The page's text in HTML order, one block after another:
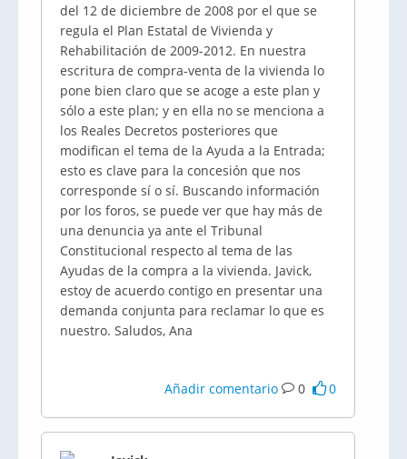
del 12 de diciembre de 2008 por el que se
regula el Plan Estatal de Vivienda y
Rehabilitación de 2009-2012. En nuestra
escritura de compra-venta de la vivienda lo
pone bien claro que se acoge a este plan y
sólo a este plan; y en ella no se menciona a
los Reales Decretos posteriores que
modifican el tema de la Ayuda a la Entrada;
esto es clave para la concesión que nos
corresponde sí o sí. Buscando información
por los foros, se puede ver que hay más de
una denuncia ya ante el Tribunal
Constitucional respecto al tema de las
Ayudas de la compra a la vivienda. Javick,
estoy de acuerdo contigo en presentar una
demanda conjunta para reclamar lo que es
nuestro. Saludos, Ana
Añadir comentario 0 0